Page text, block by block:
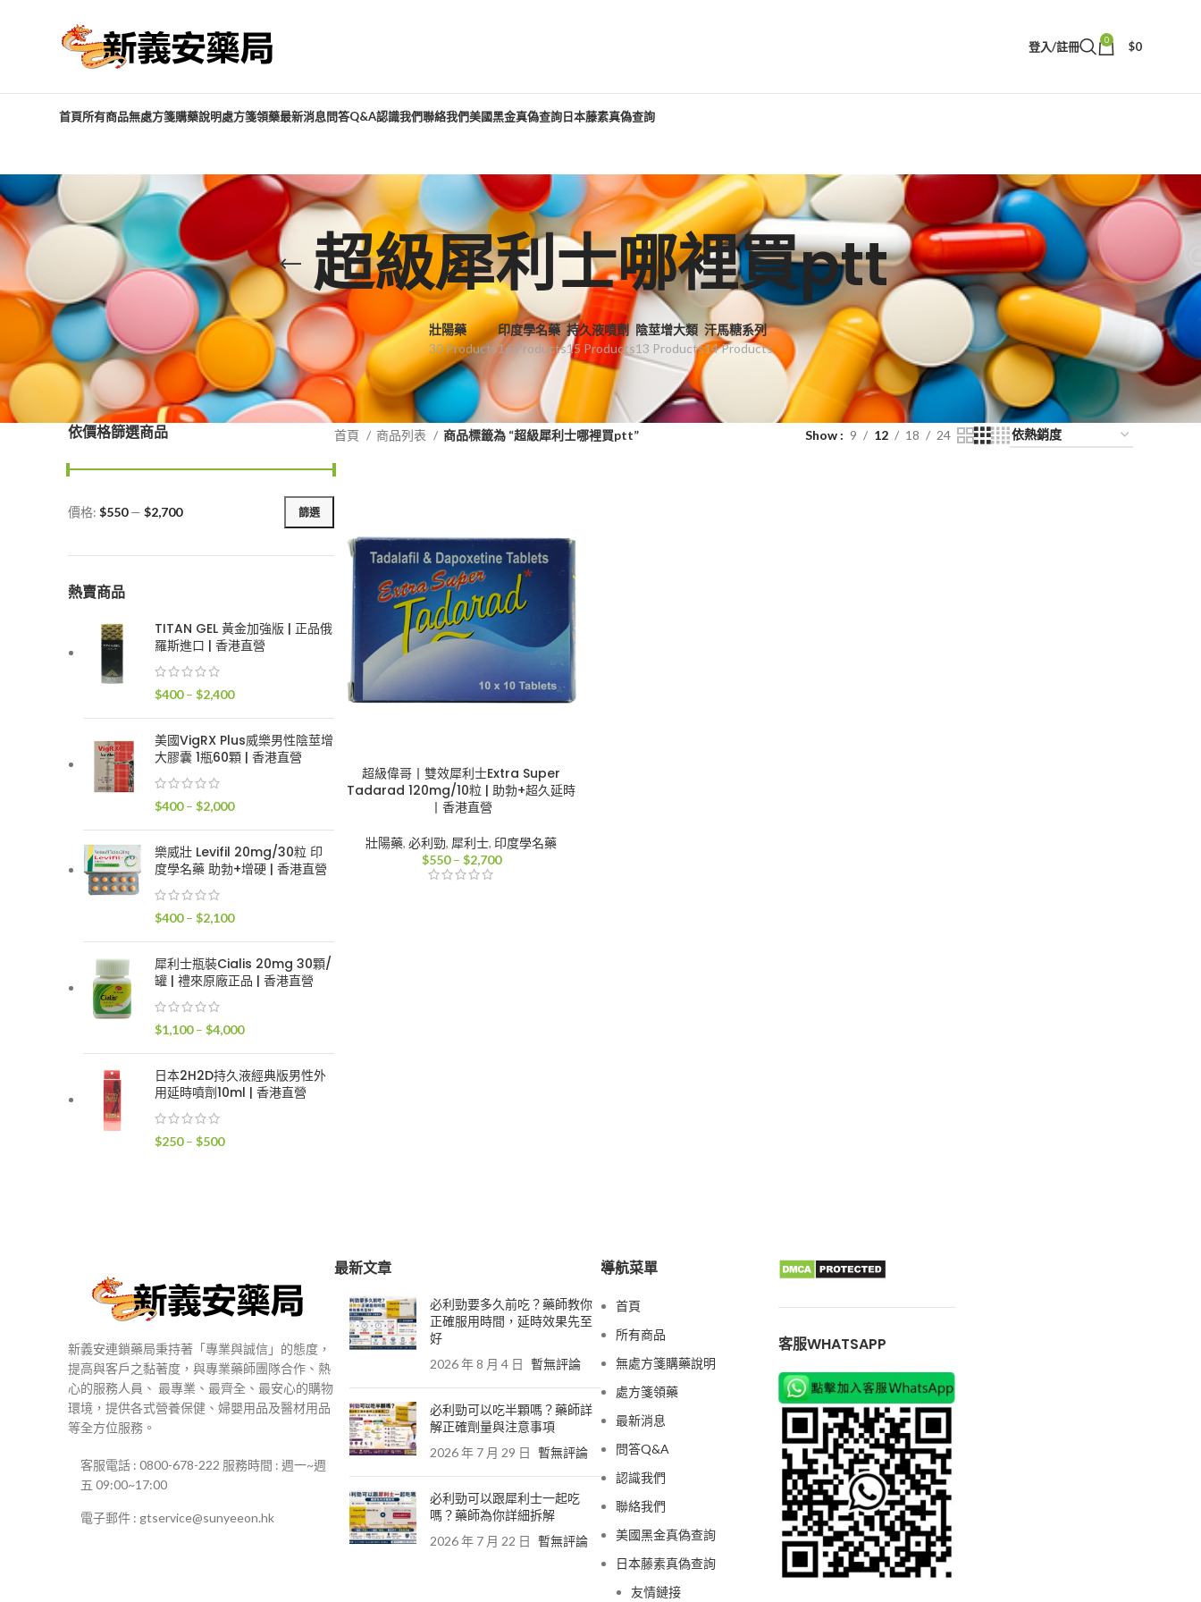
登入/註冊 0 $0
首頁所有商品無處方箋購藥說明處方箋領藥最新消息問答Q&A認識我們聯絡我們美國黑金真偽查詢日本藤素真偽查詢
超級犀利士哪裡買ptt
壯陽藥
30 Products
印度學名藥
16 Products
持久液噴劑
15 Products
陰莖增大類
13 Products
汗馬糖系列
14 Products
依價格篩選商品
最
價
最
價
篩選
價格: $550— $2,700
熱賣商品
TITAN GEL 黃金加強版 | 正品俄
羅斯進口 | 香港直營
$400 – $2,400價
圍：
$2,400
美國VigRX Plus威樂男性陰莖增
大膠囊 1瓶60顆 | 香港直營
$400 – $2,000價
範
圍：
$2,000
樂威壯 Levifil 20mg/30粒 印
度學名藥 助勃+增硬 | 香港直營
$400 – $2,100價
範
圍：
$2,100
犀利士瓶裝Cialis 20mg 30顆/
罐 | 禮來原廠正品 | 香港直營
$1,100 – $4,000價
範
圍：
日本2H2D持久液經典版男性外
用延時噴劑10ml | 香港直營
$250 – $500價
首頁 商品列表 商品標籤為 “超級犀利士哪裡買ptt” Show 9 12 18 24
超級偉哥丨雙效犀利士Extra Super
Tadarad 120mg/10粒 | 助勃+超久延時
丨香港直營
壯陽藥,必利勁, 犀利士, 印度學名藥
$550 – $2,700價
新義安連鎖藥局秉持著「專業與誠信」的態度，
提高與客戶之黏著度，與專業藥師團隊合作、熱
心的服務人員、 最專業、最齊全、最安心的購物
環境，提供各式營養保健、婦嬰用品及醫材用品
等全方位服務。
客服電話 : 0800-678-222 服務時間 : 週一~週
五 09:00~17:00
電子郵件 : gtservice@sunyeeon.hk
最新文章
必利勁要多久前吃？藥師教你
正確服用時間，延時效果先至
好
2026 年 8 月 4 日 暫無評論
必利勁可以吃半顆嗎？藥師詳
解正確劑量與注意事項
2026 年 7 月 29 日 暫無評論
必利勁可以跟犀利士一起吃
嗎？藥師為你詳細拆解
2026 年 7 月 22 日 暫無評論
導航菜單
首頁
所有商品
無處方箋購藥說明
處方箋領藥
最新消息
問答Q&A
認識我們
聯絡我們
美國黑金真偽查詢
日本藤素真偽查詢
友情鏈接
客服WHATSAPP